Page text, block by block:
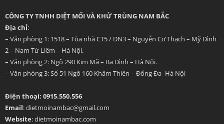
CÔNG TY TNHH DIỆT MỐI VÀ KHỬ TRÙNG NAM BẮC
Địa chỉ:
– Văn phòng 1: 1518 – Tòa nhà CT5 / DN3 – Nguyễn Cơ Thạch – Mỹ Đình
2 – Nam Từ Liêm – Hà Nội.
– Văn phòng 2: Ngõ 290 Kim Mã – Ba Đình – Hà Nội.
– Văn phòng 3: Số 51 Ngõ 160 Khâm Thiên – Đống Đa -Hà Nội
Điện thoại: 0915.550.556
Email: dietmoinambac@gmail.com
Website: dietmoinambac.com